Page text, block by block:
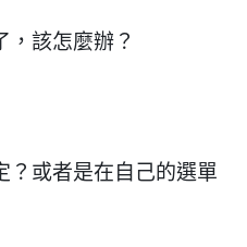
，該怎麼辦？
？或者是在自己的選單